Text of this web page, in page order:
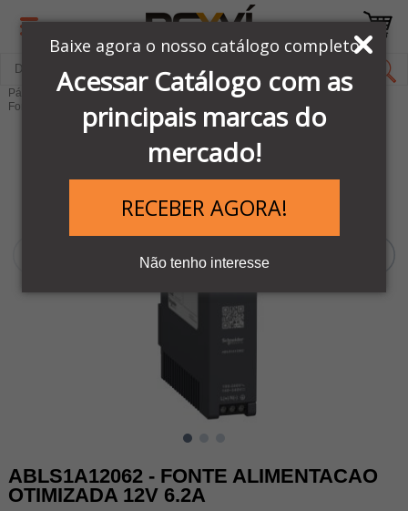
Baixe agora o nosso catálogo completo
Acessar Catálogo com as
principais marcas do
mercado!
RECEBER AGORA!
Não tenho interesse
Página Inicial
LINHA AUTOMAÇÃO SCHNEIDER
Fontes de Alimentação
ABLS1A12062 - FONTE ALIMENTACAO
OTIMIZADA 12V 6.2A